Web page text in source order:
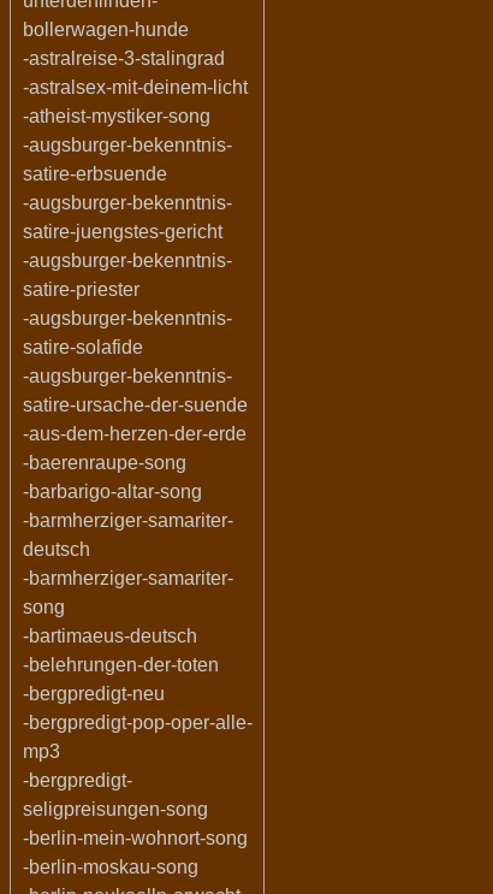
bollerwagen-hunde
-astralreise-3-stalingrad
-astralsex-mit-deinem-licht
-atheist-mystiker-song
-augsburger-bekenntnis-
satire-erbsuende
-augsburger-bekenntnis-
satire-juengstes-gericht
-augsburger-bekenntnis-
satire-priester
-augsburger-bekenntnis-
satire-solafide
-augsburger-bekenntnis-
satire-ursache-der-suende
-aus-dem-herzen-der-erde
-baerenraupe-song
-barbarigo-altar-song
-barmherziger-samariter-
deutsch
-barmherziger-samariter-
song
-bartimaeus-deutsch
-belehrungen-der-toten
-bergpredigt-neu
-bergpredigt-pop-oper-alle-
mp3
-bergpredigt-
seligpreisungen-song
-berlin-mein-wohnort-song
-berlin-moskau-song